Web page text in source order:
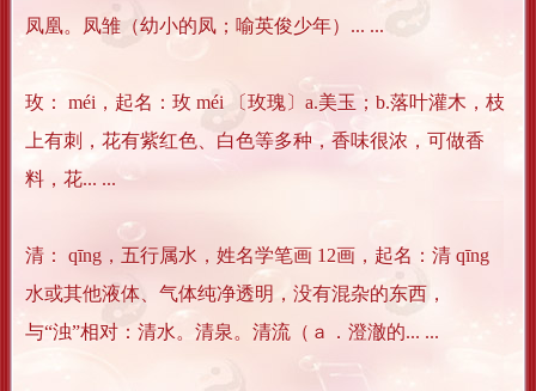
凤凰。凤雏（幼小的凤；喻英俊少年）... ...
玫： méi，起名：玫 méi 〔玫瑰〕a.美玉；b.落叶灌木，枝
上有刺，花有紫红色、白色等多种，香味很浓，可做香
料，花... ...
清： qīng，五行属水，姓名学笔画 12画，起名：清 qīng
水或其他液体、气体纯净透明，没有混杂的东西，
与“浊”相对：清水。清泉。清流（ａ．澄澈的... ...